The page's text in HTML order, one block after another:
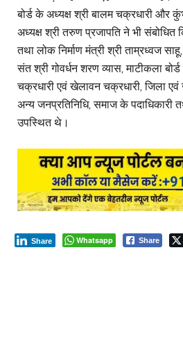
बोर्ड के अध्यक्ष श्री बालम चक्रधारी और
अध्यक्ष श्री तरुण प्रजापति ने भी
तथा लोक निर्माण मंत्री श्री ताम्रध्वज
संत श्री गोवर्धन शरण व्यास, माटीकला
चक्रधारी एवं खेलावन चक्रधारी, जिला
अन्य जनप्रतिनिधि, समाज के पदाधिकारी
उपस्थित थे।
Whatsapp Share
Share